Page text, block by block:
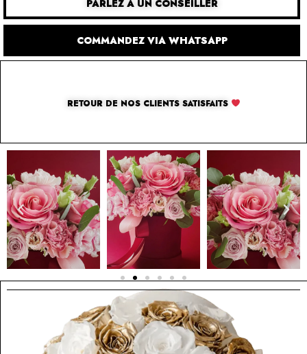
PARLEZ À UN CONSEILLER
COMMANDEZ VIA WHATSAPP
RETOUR DE NOS CLIENTS SATISFAITS